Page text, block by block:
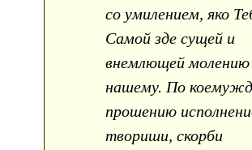
со умилением, яко
Самой зде сущей и
внемлющей молению
нашему. По
прошению
твориши, скорби